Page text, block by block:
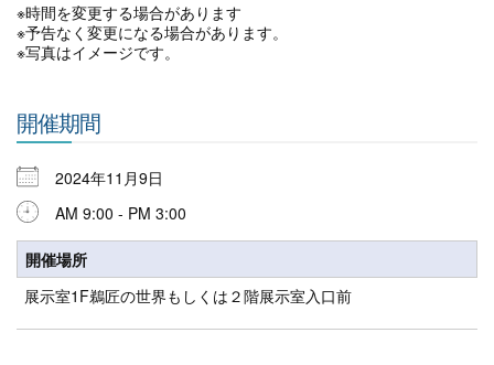
※時間を変更する場合があります
※予告なく変更になる場合があります。
※写真はイメージです。
開催期間
2024年11月9日
AM 9:00 - PM 3:00
開催場所
展示室1F鵜匠の世界もしくは２階展示室入口前